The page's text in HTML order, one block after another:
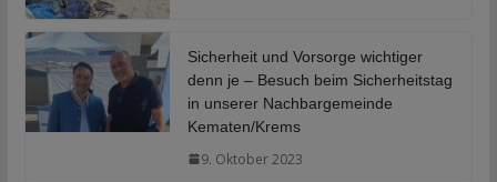
Sicherheit und Vorsorge wichtiger
denn je – Besuch beim Sicherheitstag
in unserer Nachbargemeinde
Kematen/Krems
9. Oktober 2023